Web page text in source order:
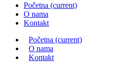
Početna (current)
O nama
Kontakt
Početna (current)
O nama
Kontakt